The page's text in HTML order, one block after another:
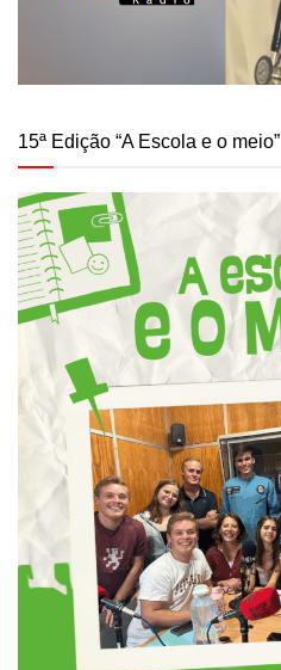
15ª Edição “A Escola e o meio”